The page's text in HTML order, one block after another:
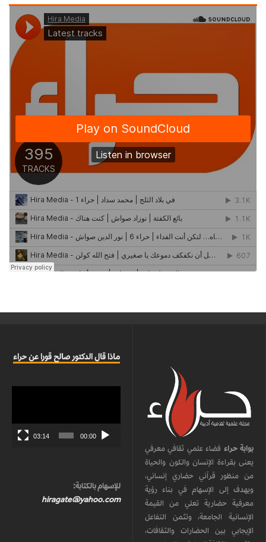
بوابة حراء فضاء علمي ثقافي معرفي
يعنى بقراءة الإنسان والكون والحياة
من منظور قرآني حضاري إنساني،
ويهدف إلى الإسهام في بناء رؤية
معرفية حضارية تعلي من القيمة
الإنسانية الجامعة، وتثمن التفاعل
الإيجابي بين الحضارات والثقافات،
ماذا قال الدكتور صالح قورا عن حراء
00:00
03:14
للإسهام بالكتابة:
hiragate@yahoo.com